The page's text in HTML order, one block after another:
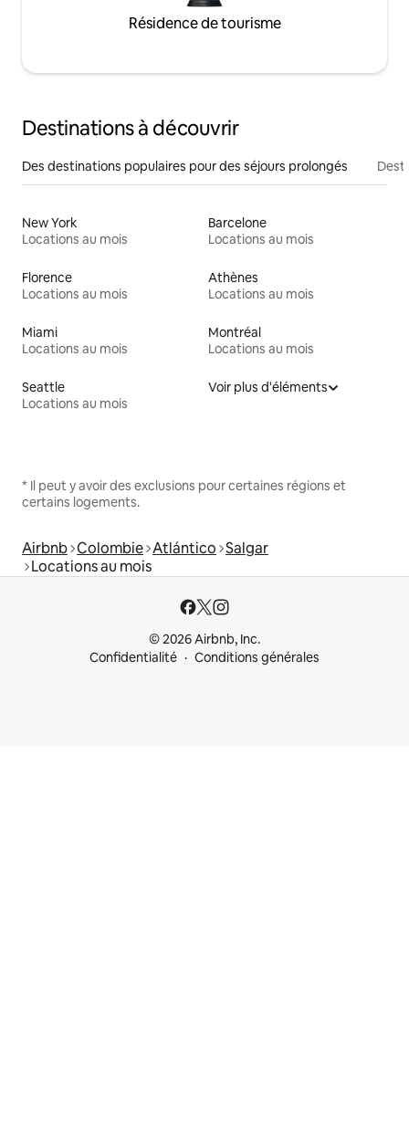
Résidence de tourisme
Destinations à découvrir
Des destinations populaires pour des séjours prolongés
New York
Locations au mois
Barcelone
Locations au mois
Florence
Locations au mois
Athènes
Locations au mois
Miami
Locations au mois
Montréal
Locations au mois
Seattle
Locations au mois
Voir plus d'éléments
* Il peut y avoir des exclusions pour certaines régions et
certains logements.
Airbnb Colombie Atlántico Salgar
Locations au mois
© 2026 Airbnb, Inc.
Confidentialité
Conditions générales